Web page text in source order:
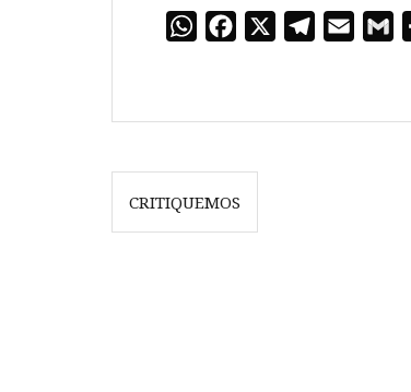
W
t
A
p
p
e
o
o
k
e
i
i
Navegación
deCRITIQUEMOS